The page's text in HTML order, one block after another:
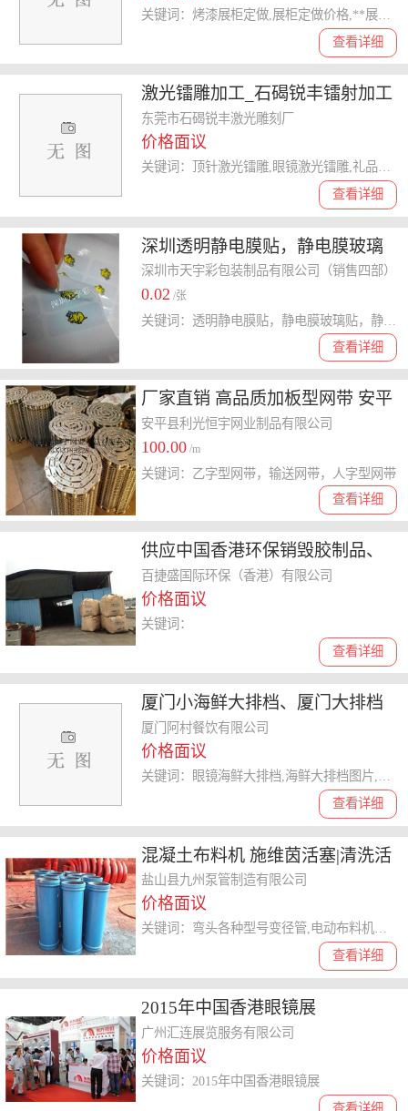
查看详细
激光镭雕加工_石碣锐丰镭射加工
已认证 _激光镭雕
东莞市石碣锐丰激光雕刻厂
价格面议
查看详细
深圳透明静电膜贴，静电膜玻璃
贴，静电膜眼镜贴厂家直销**较
低优惠价格
深圳市天宇彩包装制品有限公司（销售四部）
0.02 /张
查看详细
关键词：透明静电膜贴，静电膜玻璃贴，静电膜眼镜贴
厂家直销 高品质加板型网带 安平
工业眼镜输送网带
安平县利光恒宇网业制品有限公司
100.00 /m
查看详细
关键词：乙字型网带，输送网带，人字型网带
供应中国香港环保销毁胶制品、
眼镜、电子塑胶产品退港报废销
毁处理
百捷盛国际环保（香港）有限公司
价格面议
查看详细
关键词：
厦门小海鲜大排档、厦门大排档
已认证 、海鲜大排档
厦门阿村餐饮有限公司
价格面议
查看详细
混凝土布料机 施维茵活塞|清洗活
塞|眼镜板、切割环
盐山县九州泵管制造有限公司
价格面议
查看详细
关键词：弯头各种型号变径管,电动布料机价格,
2015年中国香港眼镜展
广州汇连展览服务有限公司
价格面议
查看详细
关键词：2015年中国香港眼镜展